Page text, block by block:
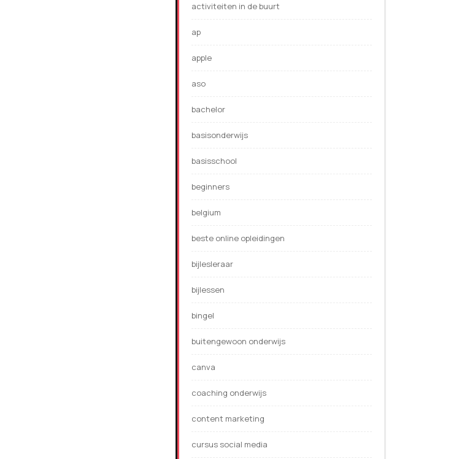
activiteiten in de buurt
ap
apple
aso
bachelor
basisonderwijs
basisschool
beginners
belgium
beste online opleidingen
bijlesleraar
bijlessen
bingel
buitengewoon onderwijs
canva
coaching onderwijs
content marketing
cursus social media